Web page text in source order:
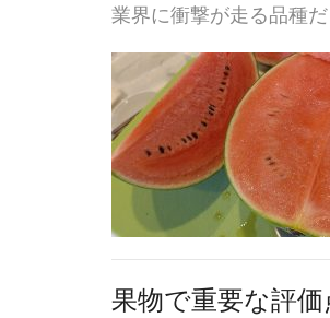
業界に衝撃が走る品種だ
果物で重要な評価